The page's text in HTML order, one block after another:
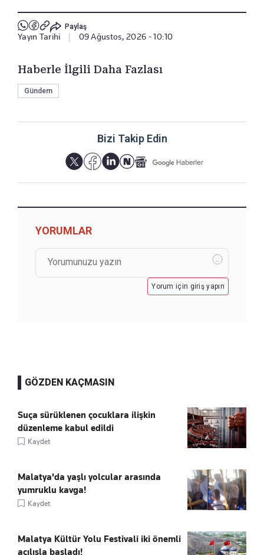
Paylaş
Yayın Tarihi 09 Ağustos, 2026 - 10:10
Haberle İlgili Daha Fazlası
Gündem
Bizi Takip Edin
YORUMLAR
Yorum için giriş yapın
GÖZDEN KAÇMASIN
Suça sürüklenen çocuklara ilişkin
düzenleme kabul edildi
Kaydet
Malatya'da yaşlı yolcular arasında
yumruklu kavga!
Kaydet
Malatya Kültür Yolu Festivali iki önemli
açılışla başladı!